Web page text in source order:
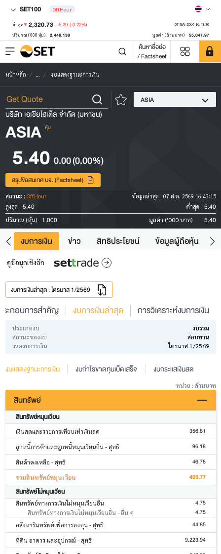
SET100 OffHour
ล่าสุด 2,320.73 -5.20 (-0.22%) 07 ส.ค. 2569 16:43:30
ปริมาณ ('000 หุ้น) 2,446,138 มูลค่า (ล้านบาท) 55,047.97
ค้นหาชื่อย่อ
/ Factsheet
หน้าหลัก ... งบแสดงฐานะการเงิน
ASIA
บริษัท เอเชียโฮเต็ล จำกัด (มหาชน)
ASIA หุ้น
5.40 0.00(0.00%)
สรุปข้อสนเทศ บจ. (Factsheet)
สถานะ : OffHour ข้อมูลล่าสุด : 07 ส.ค. 2569 16:43:15
สูงสุด
5.40 ต่ำสุด 5.40
ปริมาณ (หุ้น) 1,000 มูลค่า ('000 บาท) 5.40
งบการเงิน ข่าว สิทธิประโยชน์ ข้อมูลผู้ถือหุ้น
ดูข้อมูลเชิงลึก
งบการเงินล่าสุด : ไตรมาส 1/2569
ะกอบการสำคัญ งบการเงินล่าสุด การวิเคราะห์งบการเงิน
ประเภทงบ
งบรวม
สถานะของงบ
สอบทาน
งวดงบการเงิน
ไตรมาส 1/2569
งบแสดงฐานะการเงิน งบกำไรขาดทุนเบ็ดเสร็จ งบกระแสเงินสด
หน่วย : ล้านบาท
สินทรัพย์
สินทรัพย์หมุนเวียน
เงินสดและรายการเทียบเท่าเงินสด 356.81
ลูกหนี้การค้าและลูกหนี้หมุนเวียนอื่น - สุทธิ 96.18
สินค้าคงเหลือ - สุทธิ 46.78
รวมสินทรัพย์หมุนเวียน 499.77
สินทรัพย์ไม่หมุนเวียน
สินทรัพย์ทางการเงินไม่หมุนเวียนอื่น 4.75
สินทรัพย์ทางการเงินไม่หมุนเวียนอื่น - อื่น ๆ 4.75
อสังหาริมทรัพย์เพื่อการลงทุน - สุทธิ 44.85
ที่ดิน อาคาร และอุปกรณ์ - สุทธิ 9,223.94